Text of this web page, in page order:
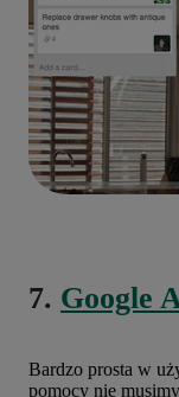
7. Google
Bardzo prosta w
pomocy nie